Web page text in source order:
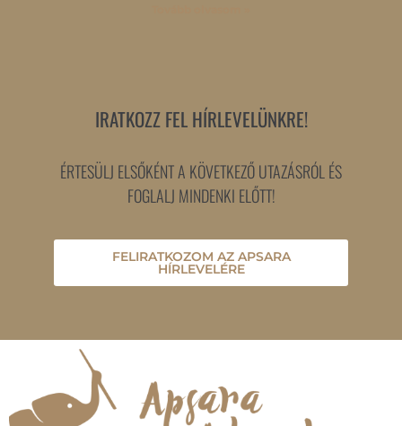
IRATKOZZ FEL HÍRLEVELÜNKRE!
ÉRTESÜLJ ELSŐKÉNT A KÖVETKEZŐ UTAZÁSRÓL ÉS
FOGLALJ MINDENKI ELŐTT!
FELIRATKOZOM AZ APSARA
HÍRLEVELÉRE